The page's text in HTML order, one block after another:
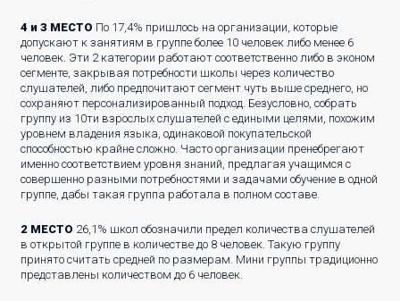
4 и 3 МЕСТО По 17,4% пришлось на организации, которые
допускают к занятиям в группе более 10 человек либо менее 6
человек. Эти 2 категории работают соответственно либо в эконом
сегменте, закрывая потребности школы через количество
слушателей, либо предпочитают сегмент чуть выше среднего, но
сохраняют персонализированный подход. Безусловно, собрать
группу из 10ти взрослых слушателей с едиными целями, похожим
уровнем владения языка, одинаковой покупательской
способностью крайне сложно. Часто организации пренебрегают
именно соответствием уровня знаний, предлагая учащимся с
совершенно разными потребностями и задачами обучение в одной
группе, дабы такая группа работала в полном составе.
2 МЕСТО 26,1% школ обозначили предел количества слушателей
в открытой группе в количестве до 8 человек. Такую группу
принято считать средней по размерам. Мини группы традиционно
представлены количеством до 6 человек.